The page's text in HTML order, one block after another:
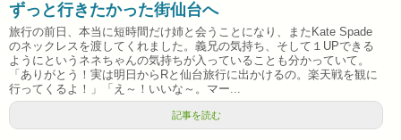
ずっと行きたかった街仙台へ
旅行の前日、本当に短時間だけ姉と会うことになり、またKate Spade
のネックレスを渡してくれました。義兄の気持ち、そして１UPできる
ようにというネネちゃんの気持ちが入っていることも分かっていて。
「ありがとう！実は明日からRと仙台旅行に出かけるの。楽天戦を観に
行ってくるよ！」「え～！いいな～。マー...
記事を読む